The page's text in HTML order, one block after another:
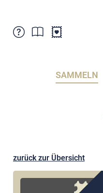
Verkaufsstellen
Postcrossing
Abonnemente
SAMMELN
zurück zur Übersicht